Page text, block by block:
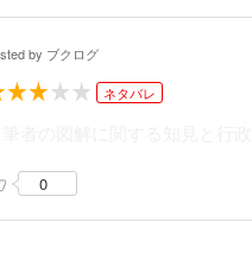
by ブクログ
ネタバレ
0